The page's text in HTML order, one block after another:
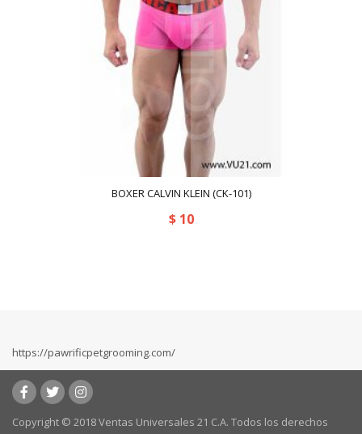
BOXER CALVIN KLEIN (CK-101)
$10
https://pawrificpetgrooming.com/
Copyright © 2018 Ventas Universales 21 C.A. Todos los derechos